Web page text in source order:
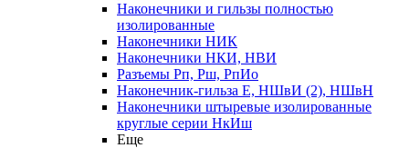
Наконечники и гильзы полностью
изолированные
Наконечники НИК
Наконечники НКИ, НВИ
Разъемы Рп, Рш, РпИо
Наконечник-гильза Е, НШвИ (2), НШвН
Наконечники штыревые изолированные
круглые серии НкИш
Еще